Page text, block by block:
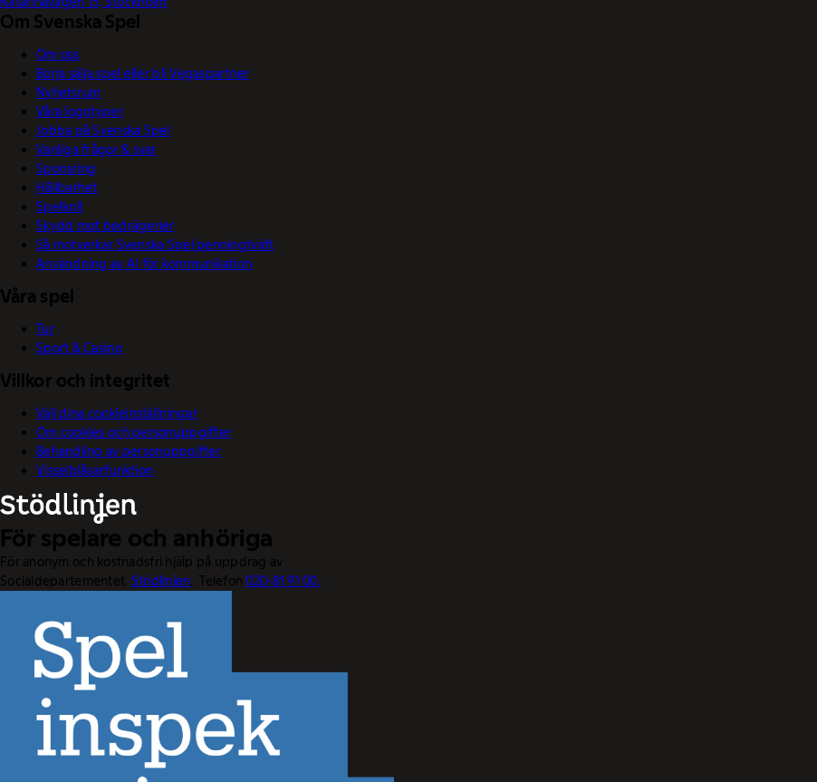
Om Svenska Spel
Om oss
Börja sälja spel eller bli Vegaspartner
Nyhetsrum
Våra logotyper
Jobba på Svenska Spel
Vanliga frågor & svar
Sponsring
Hållbarhet
Spelkoll
Skydd mot bedrägerier
Så motverkar Svenska Spel penningtvätt
Användning av AI för kommunikation
Våra spel
Tur
Sport & Casino
Villkor och integritet
Välj dina cookieinställningar
Om cookies och personuppgifter
Behandling av personuppgifter
Visselblåsarfunktion
För spelare och anhöriga
För anonym och kostnadsfri hjälp på uppdrag av
Socialdepartementet. Stödlinjen. Telefon020-81 91 00.